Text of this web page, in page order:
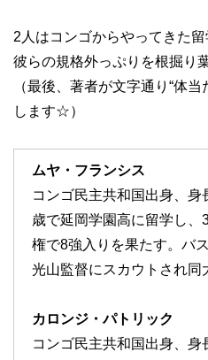
2人はコンゴからやってきた留
彼らの規格外っぷりを根掘り
（最後、著者が文字通り“体
します☆）
ムヤ・フランシス
コンゴ民主共和国出身、
歳で延岡学園高に留学し
権で8強入りを果たす。バ
光山監督にスカウトされ同
カロンジ・パトリック
コンゴ民主共和国出身、